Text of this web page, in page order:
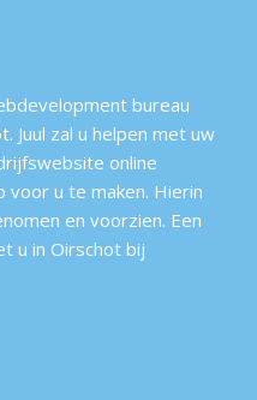
bureau
Juul zal u helpen met uw
online
u te maken. Hierin
en voorzien. Een
u in Oirschot bij